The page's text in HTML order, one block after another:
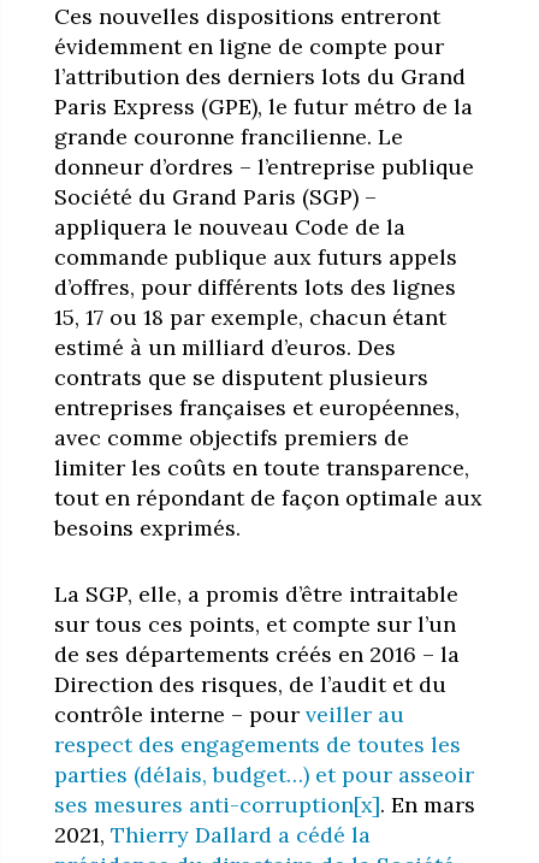
Ces nouvelles dispositions entreront
évidemment en ligne de compte pour
l’attribution des derniers lots du Grand
Paris Express (GPE), le futur métro de la
grande couronne francilienne. Le
donneur d’ordres – l’entreprise publique
Société du Grand Paris (SGP) –
appliquera le nouveau Code de la
commande publique aux futurs appels
d’offres, pour différents lots des lignes
15, 17 ou 18 par exemple, chacun étant
estimé à un milliard d’euros. Des
contrats que se disputent plusieurs
entreprises françaises et européennes,
avec comme objectifs premiers de
limiter les coûts en toute transparence,
tout en répondant de façon optimale aux
besoins exprimés.
La SGP, elle, a promis d’être intraitable
sur tous ces points, et compte sur l’un
de ses départements créés en 2016 – la
Direction des risques, de l’audit et du
contrôle interne – pour veiller au
respect des engagements de toutes les
parties (délais, budget…) et pour asseoir
ses mesures anti-corruption[x]. En mars
2021, Thierry Dallard a cédé la